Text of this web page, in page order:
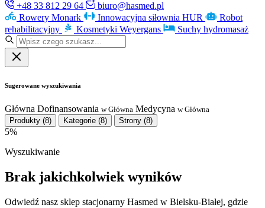
+48 33 812 29 64
biuro@hasmed.pl
Rowery Monark
Innowacyjna siłownia HUR
Robot
rehabilitacyjny
Kosmetyki Weyergans Suchy hydromasaż
Sugerowane wyszukiwania
Główna Dofinansowania w Główna Medycyna w Główna
Produkty (8) Kategorie (8) Strony (8)
5%
Wyszukiwanie
Brak jakichkolwiek wyników
Odwiedź nasz sklep stacjonarny Hasmed w Bielsku-Białej, gdzie